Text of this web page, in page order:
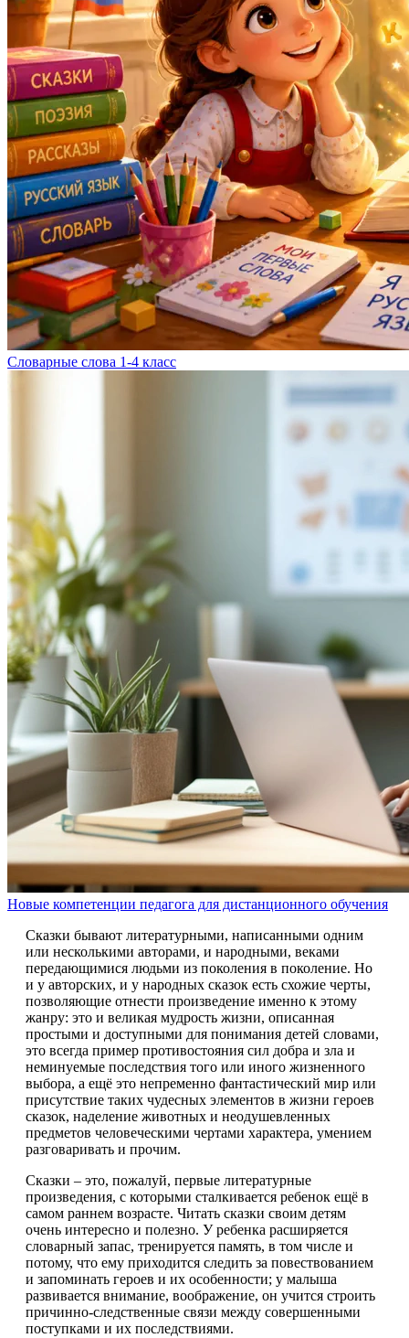
Словарные слова 1-4 класс
Новые компетенции педагога для дистанционного обучения
Сказки бывают литературными, написанными одним
или несколькими авторами, и народными, веками
передающимися людьми из поколения в поколение. Но
и у авторских, и у народных сказок есть схожие черты,
позволяющие отнести произведение именно к этому
жанру: это и великая мудрость жизни, описанная
простыми и доступными для понимания детей словами,
это всегда пример противостояния сил добра и зла и
неминуемые последствия того или иного жизненного
выбора, а ещё это непременно фантастический мир или
присутствие таких чудесных элементов в жизни героев
сказок, наделение животных и неодушевленных
предметов человеческими чертами характера, умением
разговаривать и прочим.
Сказки – это, пожалуй, первые литературные
произведения, с которыми сталкивается ребенок ещё в
самом раннем возрасте. Читать сказки своим детям
очень интересно и полезно. У ребенка расширяется
словарный запас, тренируется память, в том числе и
потому, что ему приходится следить за повествованием
и запоминать героев и их особенности; у малыша
развивается внимание, воображение, он учится строить
причинно-следственные связи между совершенными
поступками и их последствиями.